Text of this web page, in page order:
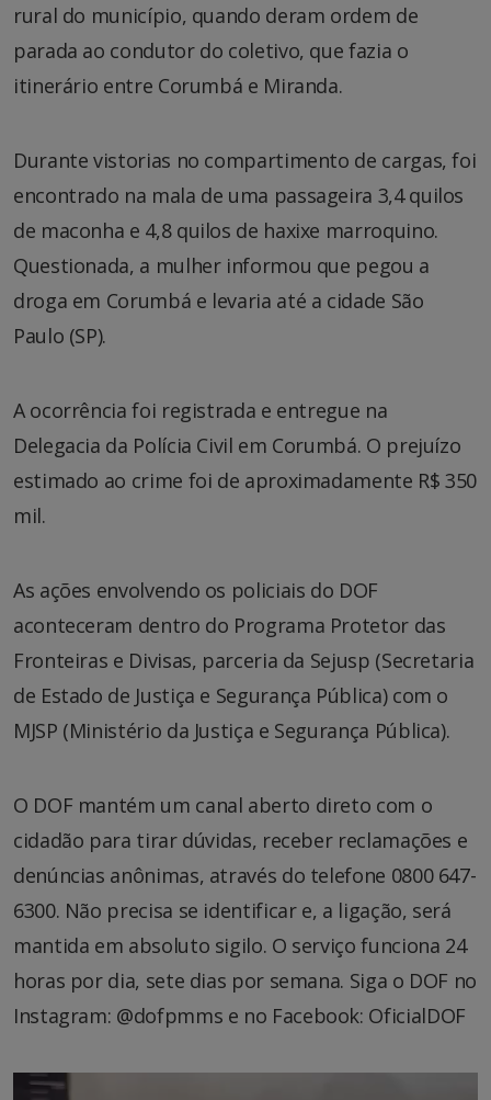
rural do município, quando deram ordem de
parada ao condutor do coletivo, que fazia o
itinerário entre Corumbá e Miranda.
Durante vistorias no compartimento de cargas, foi
encontrado na mala de uma passageira 3,4 quilos
de maconha e 4,8 quilos de haxixe marroquino.
Questionada, a mulher informou que pegou a
droga em Corumbá e levaria até a cidade São
Paulo (SP).
A ocorrência foi registrada e entregue na
Delegacia da Polícia Civil em Corumbá. O prejuízo
estimado ao crime foi de aproximadamente R$ 350
mil.
As ações envolvendo os policiais do DOF
aconteceram dentro do Programa Protetor das
Fronteiras e Divisas, parceria da Sejusp (Secretaria
de Estado de Justiça e Segurança Pública) com o
MJSP (Ministério da Justiça e Segurança Pública).
O DOF mantém um canal aberto direto com o
cidadão para tirar dúvidas, receber reclamações e
denúncias anônimas, através do telefone 0800 647-
6300. Não precisa se identificar e, a ligação, será
mantida em absoluto sigilo. O serviço funciona 24
horas por dia, sete dias por semana. Siga o DOF no
Instagram: @dofpmms e no Facebook: OficialDOF